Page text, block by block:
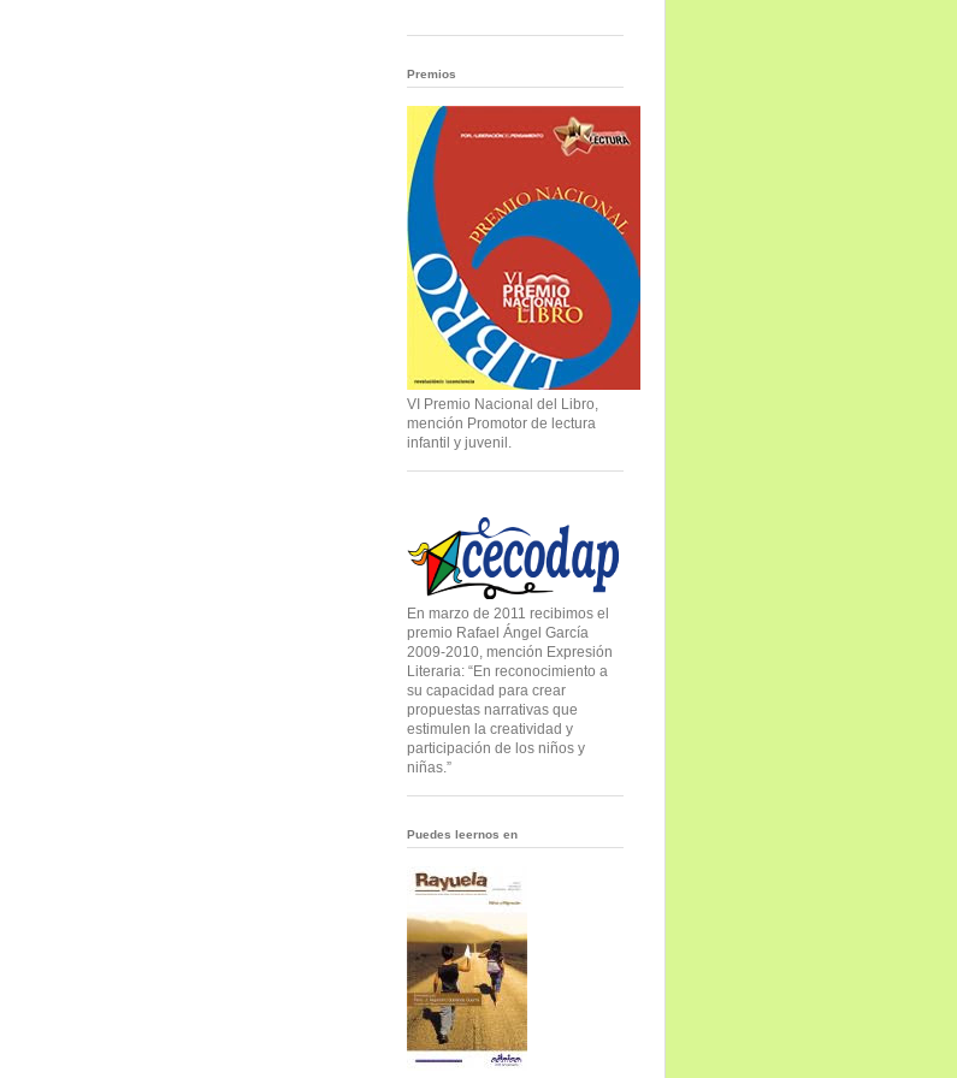
Premios
VI Premio Nacional del Libro,
mención Promotor de lectura
infantil y juvenil.
En marzo de 2011 recibimos el
premio Rafael Ángel García
2009-2010, mención Expresión
Literaria: “En reconocimiento a
su capacidad para crear
propuestas narrativas que
estimulen la creatividad y
participación de los niños y
niñas.”
Puedes leernos en